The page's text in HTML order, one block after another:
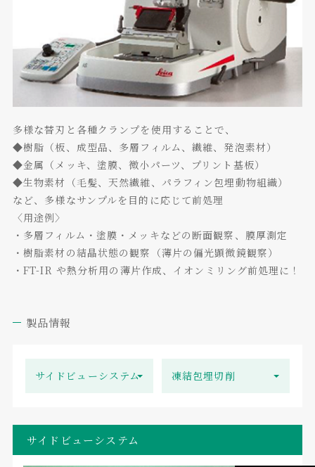
多様な替刃と各種クランプを使用することで、
◆樹脂（板、成型品、多層フィルム、繊維、発泡素材）
◆金属（メッキ、塗膜、微小パーツ、プリント基板）
◆生物素材（毛髪、天然繊維、パラフィン包埋動物組織）
など、多様なサンプルを目的に応じて前処理
〈用途例〉
・多層フィルム・塗膜・メッキなどの断面観察、膜厚測定
・樹脂素材の結晶状態の観察（薄片の偏光顕微鏡観察）
・FT-IR や熱分析用の薄片作成、イオンミリング前処理に！
製品情報
サイドビューシステム 凍結包埋切削
サイドビューシステム